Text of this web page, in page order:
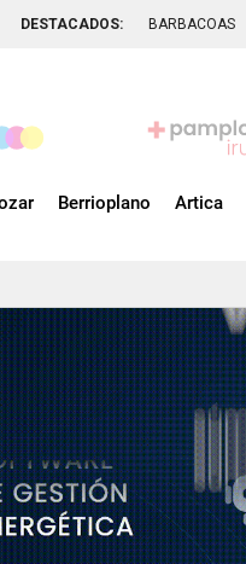
DESTACADOS: BARBACOAS
Berrioplano Artica